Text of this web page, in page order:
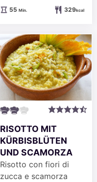
55Minuten
Min. 329kcal
RISOTTO MIT
KÜRBISBLÜTEN
UND SCAMORZA
Risotto con fiori di
zucca e scamorza